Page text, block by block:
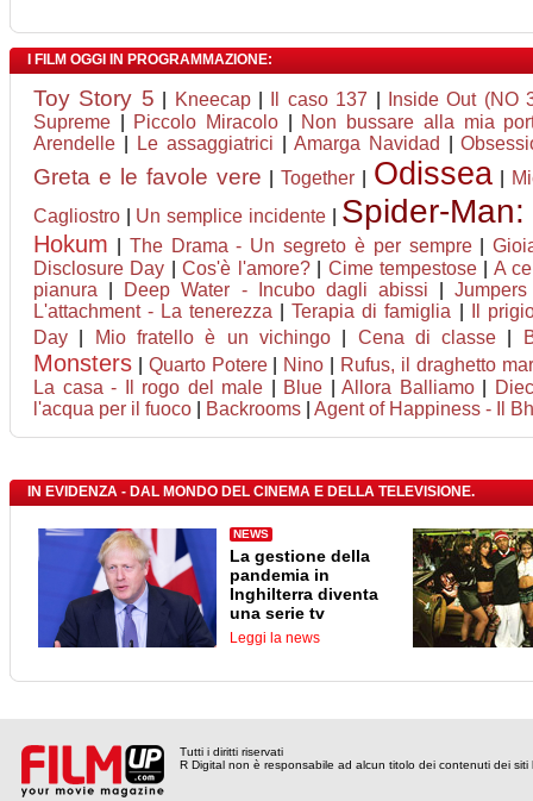
I FILM OGGI IN PROGRAMMAZIONE:
Toy Story 5 Kneecap| Il caso 137
Inside Out (NO
Supreme
Piccolo Miracolo
Non bussare alla mia
Arendelle
Le assaggiatrici Amarga Navidad |
Greta e le favole vere Together Odissea
Cagliostro
Un semplice incidente| Spider-
Hokum The Drama - Un segreto è per sempre|
Disclosure Day |Cos'è l'amore?| Cime tempestose| A
pianura
Deep Water - Incubo dagli abissi |
L'attachment - La tenerezza |Terapia di famiglia
Il
Day
Mio fratello è un vichingo| Cena di classe
Monsters Quarto Potere| Nino
Rufus, il draghetto
La casa - Il rogo del male
Blue Allora Balliamo|
l'acqua per il fuoco
Backrooms Agent of Happiness - Il
IN EVIDENZA - DAL MONDO DEL CINEMA E DELLA TELEVISIONE.
NEWS
La gestione della
pandemia in
Inghilterra diventa
una serie tv
Leggi la news
Tutti i diritti riservati
R Digital non è responsabile ad alcun titolo dei contenuti dei siti